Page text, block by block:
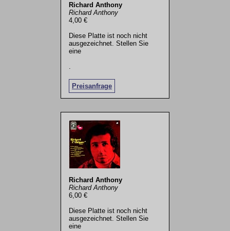
Richard Anthony
Richard Anthony
4,00 €
Diese Platte ist noch nicht
ausgezeichnet. Stellen Sie
eine
Preisanfrage
Richard Anthony
Richard Anthony
6,00 €
Diese Platte ist noch nicht
ausgezeichnet. Stellen Sie
eine